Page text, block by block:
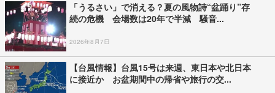
「うるさい」で消える？夏の風物詩“盆踊り”存
続の危機 会場数は20年で半減 騒音...
2026年8月7日
【台風情報】台風15号は来週、東日本や北日本
に接近か お盆期間中の帰省や旅行の交...